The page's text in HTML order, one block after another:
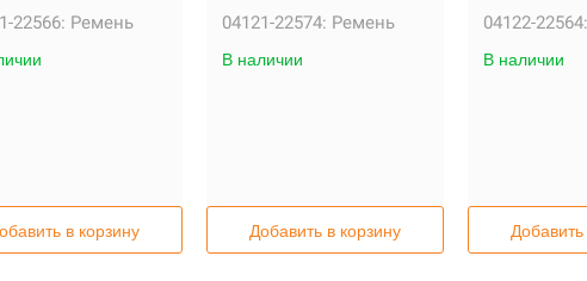
22566: Ремень
в корзину
04121-22574: Ремень
В наличии
Добавить в корзину
04122-22564:
В наличии
Добавить